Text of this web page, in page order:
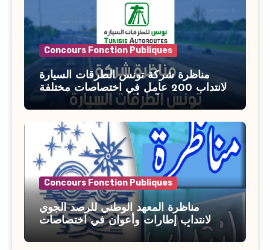
Concours Fonction Publiques
مناظرة شركة تونس الطرقات السيارة
لانتداب 200 عامل في اختصاصات مختلفة
آخر أجل : 21 جويلية 2026
Concours Fonction Publiques
مناظرة المعهد الوطني للرصد الجوي
لانتداب إطارات وأعوان في اختصاصات
مختلفة : أخر اجل للترشح 27 جويلية 2026